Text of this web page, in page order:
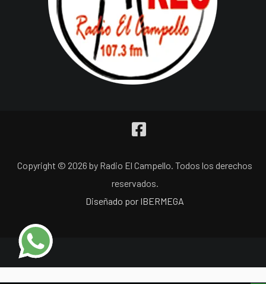
Copyright © 2026 by Radio El Campello. Todos los derechos
reservados.
Diseñado por IBERMEGA